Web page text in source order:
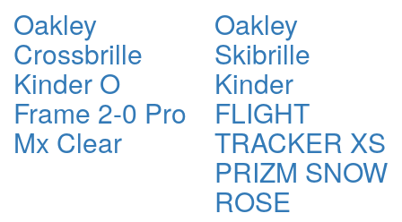
Oakley
Crossbrille
Kinder O
Frame 2-0 Pro
Mx Clear
Oakley
Skibrille
Kinder
FLIGHT
TRACKER XS
PRIZM SNOW
ROSE